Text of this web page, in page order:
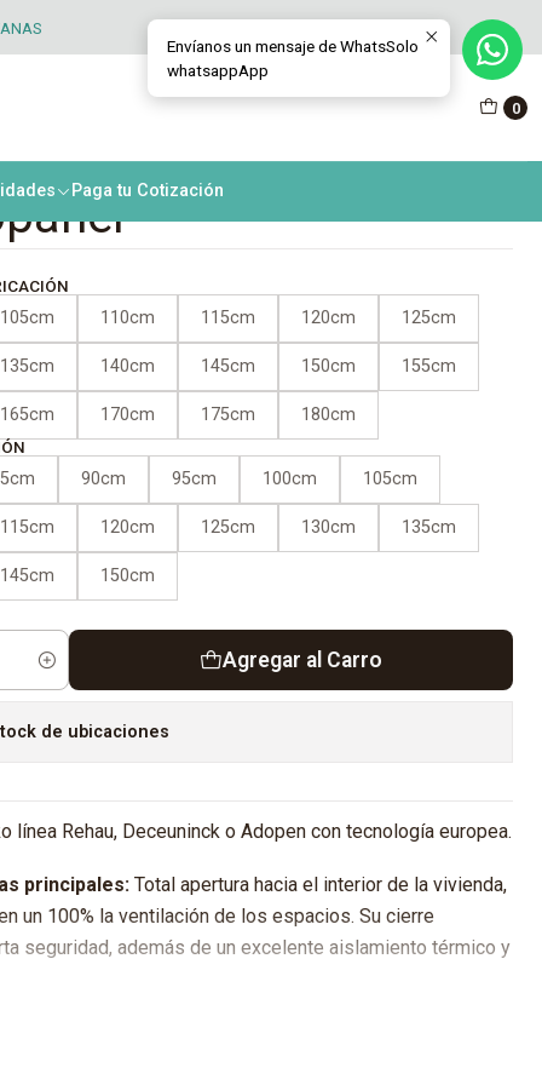
0
Paga tu Cotización
abatible exterior dos
blanco +
105cm 110cm 115cm 120cm 125cm
135cm 140cm 145cm 150cm 155cm
165cm 170cm 175cm 180cm
90cm 95cm 100cm 105cm
115cm 120cm 125cm 130cm 135cm
145cm 150cm
Agregar al Carro
de ubicaciones
línea Rehau, Deceuninck o Adopen con tecnología europea.
principales: Total apertura hacia el interior de la vivienda,
un 100% la ventilación de los espacios. Su cierre
seguridad, además de un excelente aislamiento térmico y
Pabose o equivalentes.
Envíanos un mensaje de WhatsSolo
whatsappApp